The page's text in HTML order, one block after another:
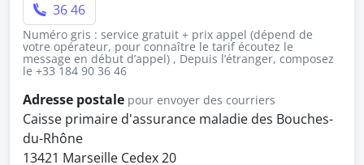
36 46
Numéro gris : service gratuit + prix appel (dépend de
votre opérateur, pour connaître le tarif écoutez le
message en début d’appel) , Depuis l’étranger, composez
le +33 184 90 36 46
Adresse postale pour envoyer des courriers
Caisse primaire d'assurance maladie des Bouches-
du-Rhône
13421 Marseille Cedex 20